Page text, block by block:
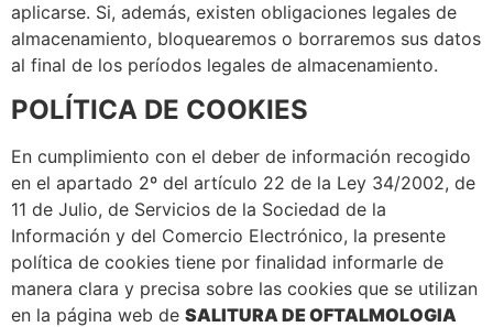
aplicarse. Si, además, existen obligaciones legales de
almacenamiento, bloquearemos o borraremos sus datos
al final de los períodos legales de almacenamiento.
POLÍTICA DE COOKIES
En cumplimiento con el deber de información recogido
en el apartado 2º del artículo 22 de la Ley 34/2002, de
11 de Julio, de Servicios de la Sociedad de la
Información y del Comercio Electrónico, la presente
política de cookies tiene por finalidad informarle de
manera clara y precisa sobre las cookies que se utilizan
en la página web de SALITURA DE OFTALMOLOGIA